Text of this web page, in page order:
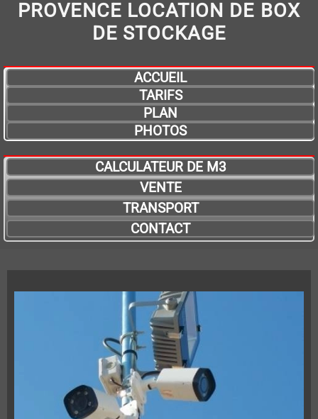
PROVENCE LOCATION DE BOX
DE STOCKAGE
ACCUEIL
TARIFS
PLAN
PHOTOS
CALCULATEUR DE M3
VENTE
TRANSPORT
CONTACT